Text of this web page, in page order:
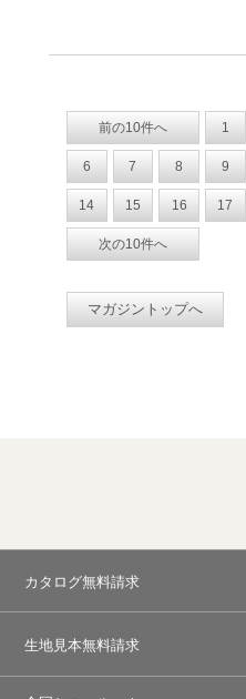
前の10件へ 1
6 7 8 9
14 15 16 17
次の10件へ
マガジントップへ
カタログ無料請求
生地見本無料請求